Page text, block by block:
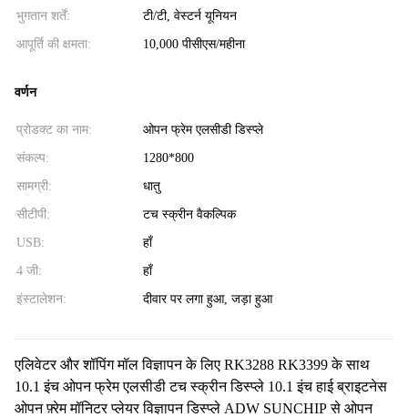
भुगतान शर्तें: टी/टी, वेस्टर्न यूनियन
आपूर्ति की क्षमता: 10,000 पीसीएस/महीना
वर्णन
प्रोडक्ट का नाम: ओपन फ्रेम एलसीडी डिस्प्ले
संकल्प: 1280*800
सामग्री: धातु
सीटीपी: टच स्क्रीन वैकल्पिक
USB: हाँ
4 जी: हाँ
इंस्टालेशन: दीवार पर लगा हुआ, जड़ा हुआ
एलिवेटर और शॉपिंग मॉल विज्ञापन के लिए RK3288 RK3399 के साथ
10.1 इंच ओपन फ्रेम एलसीडी टच स्क्रीन डिस्प्ले 10.1 इंच हाई ब्राइटनेस
ओपन फ़्रेम मॉनिटर प्लेयर विज्ञापन डिस्प्ले ADW SUNCHIP से ओपन